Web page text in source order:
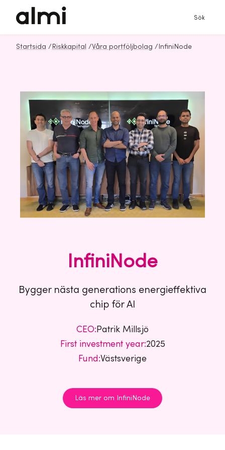
Sök
Startsida / Riskkapital /Våra portföljbolag / InfiniNode
InfiniNode
Bygger nästa generations energieffektiva
chip för AI
CEO:Patrik Millsjö
First investment year:2025
Fund:Västsverige
Läs mer om InfiniNode